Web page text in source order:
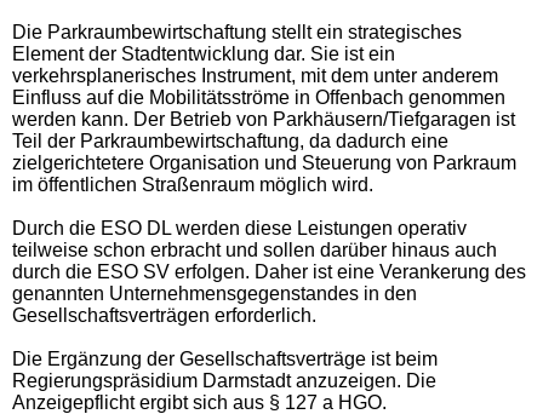
Die Parkraumbewirtschaftung stellt ein strategisches
Element der Stadtentwicklung dar. Sie ist ein
verkehrsplanerisches Instrument, mit dem unter anderem
Einfluss auf die Mobilitätsströme in Offenbach genommen
werden kann. Der Betrieb von Parkhäusern/Tiefgaragen ist
Teil der Parkraumbewirtschaftung, da dadurch eine
zielgerichtetere Organisation und Steuerung von Parkraum
im öffentlichen Straßenraum möglich wird.
Durch die ESO DL werden diese Leistungen operativ
teilweise schon erbracht und sollen darüber hinaus auch
durch die ESO SV erfolgen. Daher ist eine Verankerung des
genannten Unternehmensgegenstandes in den
Gesellschaftsverträgen erforderlich.
Die Ergänzung der Gesellschaftsverträge ist beim
Regierungspräsidium Darmstadt anzuzeigen. Die
Anzeigepflicht ergibt sich aus § 127 a HGO.